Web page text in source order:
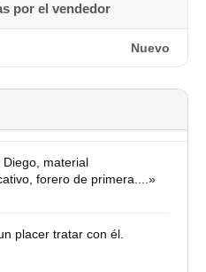
por el vendedor
Nuevo
material
forero de primera....»
placer tratar con él.